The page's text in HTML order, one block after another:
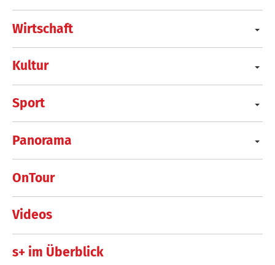
Wirtschaft
Kultur
Sport
Panorama
OnTour
Videos
s+ im Überblick